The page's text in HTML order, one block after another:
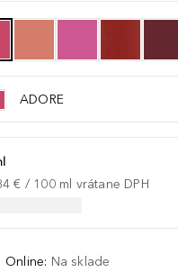
ADORE
€ / 100 ml vrátane DPH
Online: Na sklade